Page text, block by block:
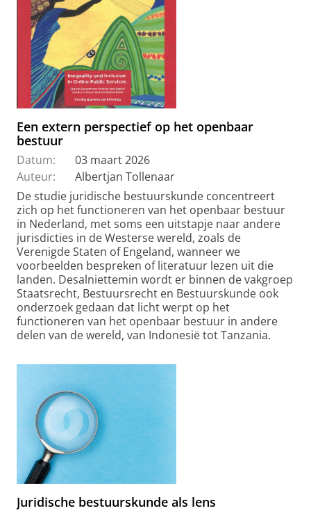
Een extern perspectief op het openbaar
bestuur
Datum:
03 maart 2026
Auteur:
Albertjan Tollenaar
De studie juridische bestuurskunde concentreert
zich op het functioneren van het openbaar bestuur
in Nederland, met soms een uitstapje naar andere
jurisdicties in de Westerse wereld, zoals de
Verenigde Staten of Engeland, wanneer we
voorbeelden bespreken of literatuur lezen uit die
landen. Desalniettemin wordt er binnen de vakgroep
Staatsrecht, Bestuursrecht en Bestuurskunde ook
onderzoek gedaan dat licht werpt op het
functioneren van het openbaar bestuur in andere
delen van de wereld, van Indonesië tot Tanzania.
Juridische bestuurskunde als lens